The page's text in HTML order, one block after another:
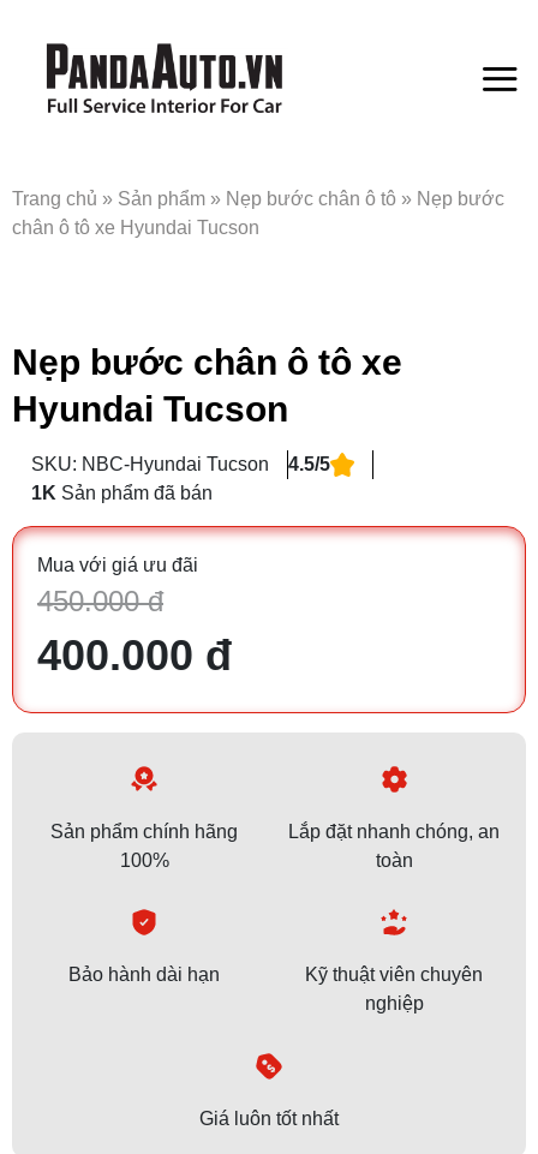
Trang chủ » Sản phẩm » Nẹp bước chân ô tô » Nẹp bước
chân ô tô xe Hyundai Tucson
Nẹp bước chân ô tô xe
Hyundai Tucson
SKU: NBC-Hyundai Tucson
4.5/5
1K Sản phẩm đã bán
Mua với giá ưu đãi
450.000 đ
400.000 đ
Sản phẩm chính hãng
100%
Lắp đặt nhanh chóng, an
toàn
Bảo hành dài hạn
Kỹ thuật viên chuyên
nghiệp
Giá luôn tốt nhất